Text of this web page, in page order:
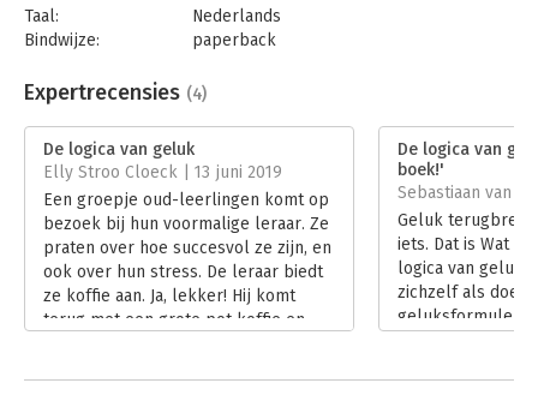
Taal:
Nederlands
Bindwijze:
paperback
Uitgever:
Uitgeverij Brandt
Verschijningsdatum:
Hoofdrubriek: Persoonlijke effectiviteit
Expertrecensies (4)
De logica van geluk
Elly Stroo Cloeck | 13 juni 2019
Een groepje oud-leerlingen komt op
bezoek bij hun voormalige leraar. Ze
praten over hoe succesvol ze zijn, en
ook over hun stress. De leraar biedt
ze koffie aan. Ja, lekker! Hij komt
terug met een grote pot koffie en
De logica van
boek!'
Sebastiaan van
Geluk
iets. Dat is Wat
logica van geluk.
zichzelf als doel
geluksformule te